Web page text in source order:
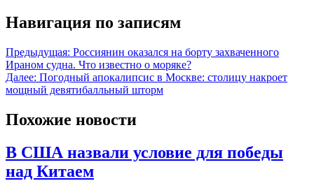
Навигация по записям
Предыдущая: Россиянин оказался на борту захваченного
Ираном судна. Что известно о моряке?
Далее: Погодный апокалипсис в Москве: столицу накроет
мощный девятибалльный шторм
Похожие новости
В США назвали условие для победы
над Китаем